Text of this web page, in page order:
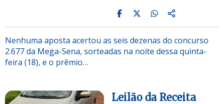
Nenhuma aposta acertou as seis dezenas do concurso
2.677 da Mega-Sena, sorteadas na noite dessa quinta-
feira (18), e o prêmio…
Leilão da Receita